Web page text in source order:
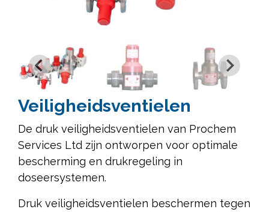
Veiligheidsventielen
De druk veiligheidsventielen van Prochem
Services Ltd zijn ontworpen voor optimale
bescherming en drukregeling in
doseersystemen.
Druk veiligheidsventielen beschermen tegen